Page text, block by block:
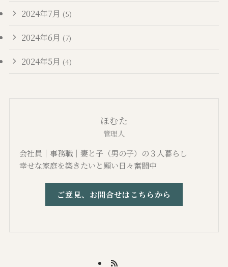
2024年7月 (5)
2024年6月 (7)
2024年5月 (4)
ほむた
管理人
会社員｜事務職｜妻と子（男の子）の３人暮らし
幸せな家庭を築きたいと願い日々奮闘中
ご意見、お問合せはこちらから